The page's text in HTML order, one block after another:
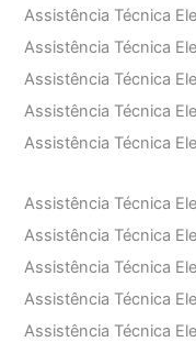
Assistência Técnica
Assistência Técnica
Assistência Técnica
Assistência Técnica
Assistência Técnica
Assistência Técnica
Assistência Técnica
Assistência Técnica
Assistência Técnica
Assistência Técnica